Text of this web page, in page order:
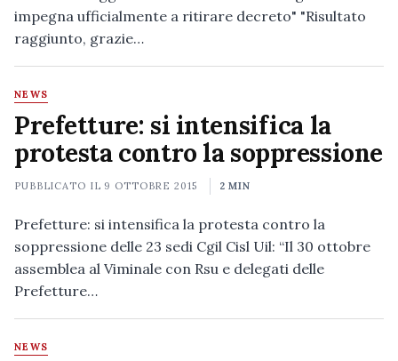
impegna ufficialmente a ritirare decreto" "Risultato
raggiunto, grazie…
NEWS
Prefetture: si intensifica la
protesta contro la soppressione
PUBBLICATO IL 9 OTTOBRE 2015 2 MIN
Prefetture: si intensifica la protesta contro la
soppressione delle 23 sedi Cgil Cisl Uil: “Il 30 ottobre
assemblea al Viminale con Rsu e delegati delle
Prefetture…
NEWS